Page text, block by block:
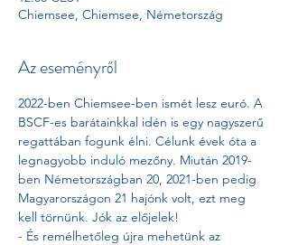
Chiemsee, Chiemsee, Németország
Az eseményről
2022-ben Chiemsee-ben ismét lesz euró. A
BSCF-es barátainkkal idén is egy nagyszerű
regattában fogunk élni. Célunk évek óta a
legnagyobb induló mezőny. Miután 2019-
ben Németországban 20, 2021-ben pedig
Magyarországon 21 hajónk volt, ezt meg
kell törnünk. Jók az előjelek!
- És remélhetőleg újra mehetünk az